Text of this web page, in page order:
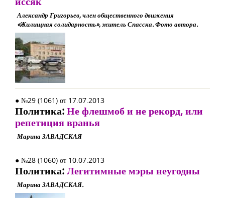
Александр Григорьев, член общественного движения
«Жилищная солидарность», житель Спасска. Фото автора.
● №29 (1061) от 17.07.2013
Политика:Не флешмоб и не рекорд, или
репетиция вранья
Марина ЗАВАДСКАЯ
● №28 (1060) от 10.07.2013
Политика:Легитимные мэры неугодны
Марина ЗАВАДСКАЯ.